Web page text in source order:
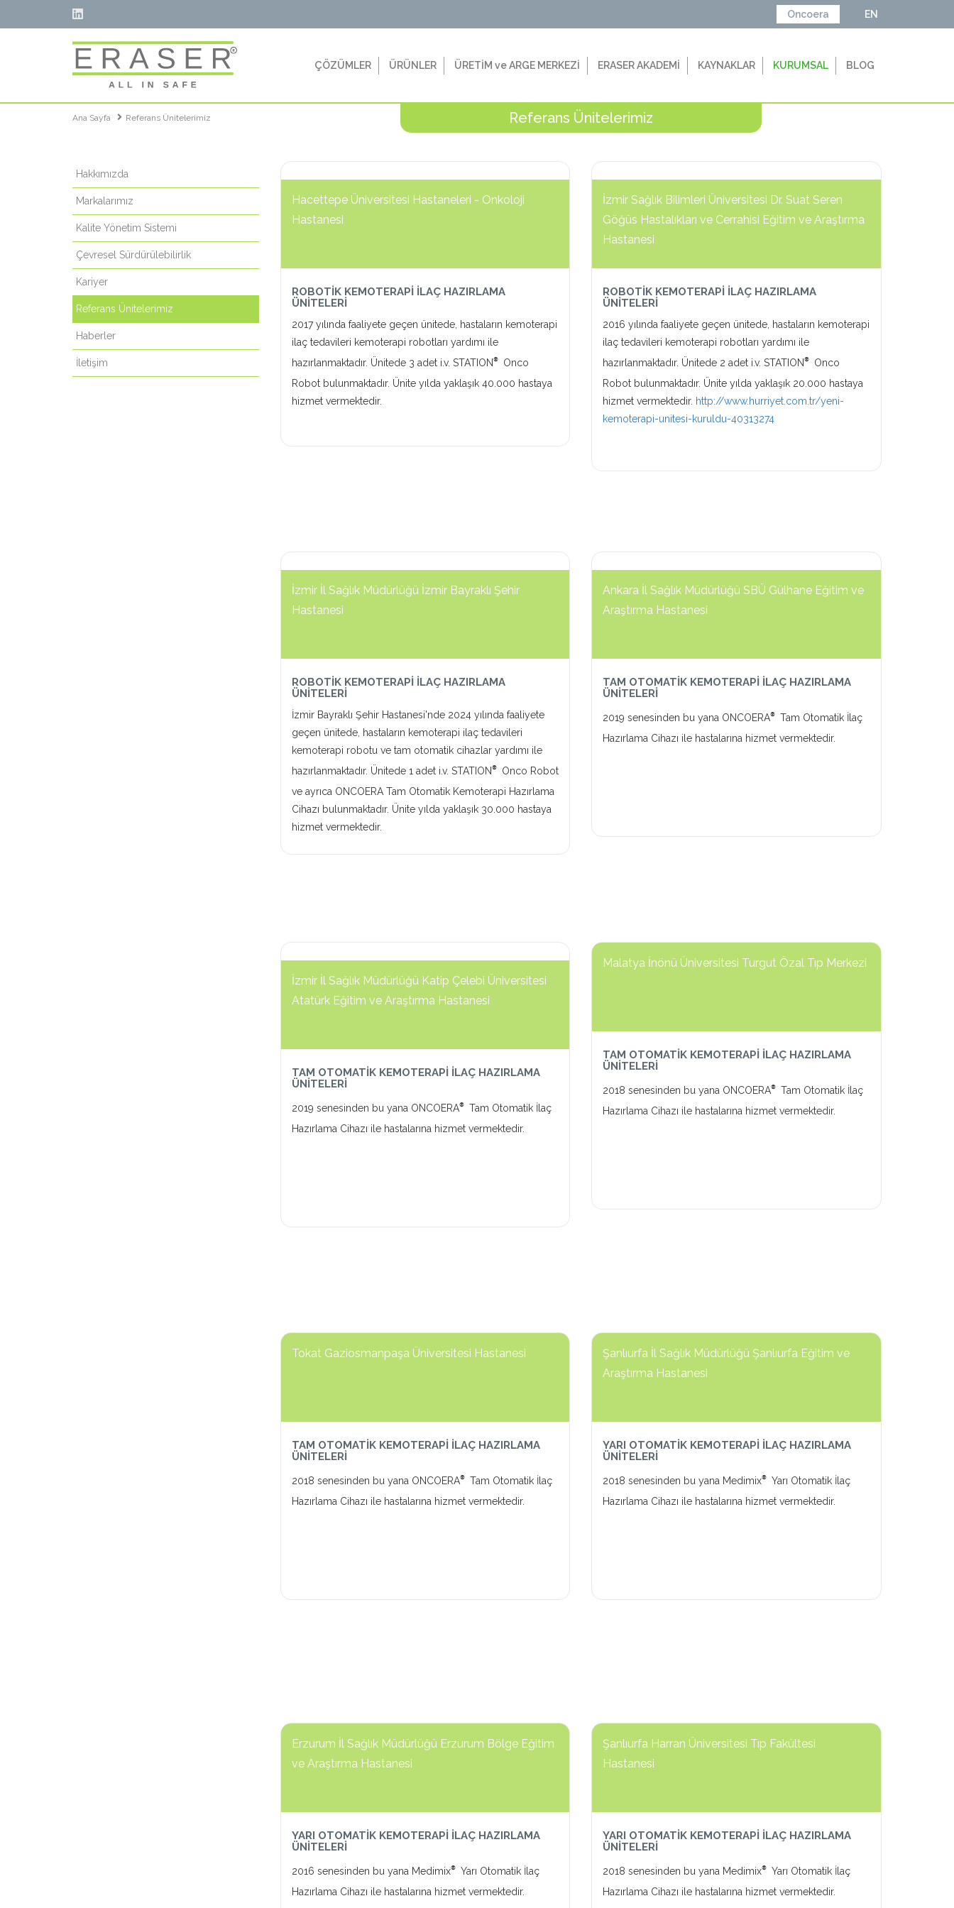
Oncoera EN
ÇÖZÜMLER ÜRÜNLER ÜRETİM ve ARGE MERKEZİ ERASER AKADEMİ KAYNAKLAR KURUMSAL BLOG
Ana Sayfa Referans Ünitelerimiz Referans Ünitelerimiz
Hakkımızda
Markalarımız
Kalite Yönetim Sistemi
Çevresel Sürdürülebilirlik
Kariyer
Referans Ünitelerimiz
Haberler
İletişim
Hacettepe Üniversitesi Hastaneleri - Onkoloji
Hastanesi
ROBOTİK KEMOTERAPİ İLAÇ HAZIRLAMA
ÜNİTELERİ
2017 yılında faaliyete geçen ünitede, hastaların kemoterapi
ilaç tedavileri kemoterapi robotları yardımı ile
hazırlanmaktadır. Ünitede 3 adet i.v. STATION® Onco
Robot bulunmaktadır. Ünite yılda yaklaşık 40.000 hastaya
hizmet vermektedir.
İzmir Sağlık Bilimleri Üniversitesi Dr. Suat Seren
Göğüs Hastalıkları ve Cerrahisi Eğitim ve Araştırma
Hastanesi
ROBOTİK KEMOTERAPİ İLAÇ HAZIRLAMA
ÜNİTELERİ
2016 yılında faaliyete geçen ünitede, hastaların kemoterapi
ilaç tedavileri kemoterapi robotları yardımı ile
hazırlanmaktadır. Ünitede 2 adet i.v. STATION® Onco
Robot bulunmaktadır. Üniteyılda yaklaşık 20.000 hastaya
hizmet vermektedir. http://www.hurriyet.com.tr/yeni-
kemoterapi-unitesi-kuruldu-40313274
İzmir İl Sağlık Müdürlüğü İzmir Bayraklı Şehir
Hastanesi
ROBOTİK KEMOTERAPİ İLAÇ HAZIRLAMA
ÜNİTELERİ
İzmir Bayraklı Şehir Hastanesi'nde 2024 yılında faaliyete
geçen ünitede, hastaların kemoterapi ilaç tedavileri
kemoterapi robotu ve tam otomatik cihazlar yardımı ile
hazırlanmaktadır. Ünitede 1 adet i.v. STATION® Onco Robot
ve ayrıca ONCOERA Tam Otomatik Kemoterapi Hazırlama
Cihazı bulunmaktadır. Ünite yılda yaklaşık 30.000 hastaya
hizmet vermektedir.
Ankara İl Sağlık Müdürlüğü SBÜ Gülhane Eğitim ve
Araştırma Hastanesi
TAM OTOMATİK KEMOTERAPİ İLAÇ HAZIRLAMA
ÜNİTELERİ
2019 senesinden bu yana ONCOERA® Tam Otomatik İlaç
Hazırlama Cihazı ile hastalarına hizmet vermektedir.
İzmir İl Sağlık Müdürlüğü Katip Çelebi Üniversitesi
Atatürk Eğitim ve Araştırma Hastanesi
TAM OTOMATİK KEMOTERAPİ İLAÇ HAZIRLAMA
ÜNİTELERİ
2019 senesinden bu yana ONCOERA® Tam Otomatik İlaç
Hazırlama Cihazı ile hastalarına hizmet vermektedir.
Malatya İnönü Üniversitesi Turgut Özal Tıp Merkezi
TAM OTOMATİK KEMOTERAPİ İLAÇ HAZIRLAMA
ÜNİTELERİ
2018 senesinden bu yana ONCOERA® Tam Otomatik İlaç
Hazırlama Cihazı ile hastalarına hizmet vermektedir.
Tokat Gaziosmanpaşa Üniversitesi Hastanesi
TAM OTOMATİK KEMOTERAPİ İLAÇ HAZIRLAMA
ÜNİTELERİ
2018 senesinden bu yana ONCOERA® Tam Otomatik İlaç
Hazırlama Cihazı ile hastalarına hizmet vermektedir.
Şanlıurfa İl Sağlık Müdürlüğü Şanlıurfa Eğitim ve
Araştırma Hastanesi
YARI OTOMATİK KEMOTERAPİ İLAÇ HAZIRLAMA
ÜNİTELERİ
2018 senesinden bu yana Medimix®Yarı Otomatik İlaç
Hazırlama Cihazı ile hastalarına hizmet vermektedir.
Erzurum İl Sağlık Müdürlüğü Erzurum Bölge Eğitim
ve Araştırma Hastanesi
YARI OTOMATİK KEMOTERAPİ İLAÇ HAZIRLAMA
ÜNİTELERİ
2016 senesinden bu yana Medimix® Yarı Otomatik İlaç
Hazırlama Cihazı ile hastalarına hizmet vermektedir.
Şanlıurfa Harran Üniversitesi Tıp Fakültesi
Hastanesi
YARI OTOMATİK KEMOTERAPİ İLAÇ HAZIRLAMA
ÜNİTELERİ
2018 senesinden bu yana Medimix®Yarı Otomatik İlaç
Hazırlama Cihazı ile hastalarına hizmet vermektedir.